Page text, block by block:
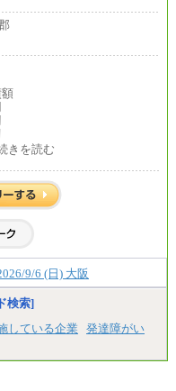
はございません
の金額を最低額とし、経
当社規程に基づき決定いた
円
を考慮の上、当社規定に
はございません
きを読む
9/6 (日) 大阪
検索]
している企業
発達障がい